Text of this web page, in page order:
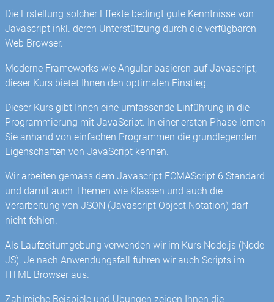
Die Erstellung solcher Effekte bedingt gute Kenntnisse von
Javascript inkl. deren Unterstützung durch die verfügbaren
Web Browser.
Moderne Frameworks wie Angular basieren auf Javascript,
dieser Kurs bietet Ihnen den optimalen Einstieg.
Dieser Kurs gibt Ihnen eine umfassende Einführung in die
Programmierung mit JavaScript. In einer ersten Phase lernen
Sie anhand von einfachen Programmen die grundlegenden
Eigenschaften von JavaScript kennen.
Wir arbeiten gemäss dem Javascript ECMAScript 6 Standard
und damit auch Themen wie Klassen und auch die
Verarbeitung von JSON (Javascript Object Notation) darf
nicht fehlen.
Als Laufzeitumgebung verwenden wir im Kurs Node.js (Node
JS). Je nach Anwendungsfall führen wir auch Scripts im
HTML Browser aus.
Zahlreiche Beispiele und Übungen zeigen Ihnen die